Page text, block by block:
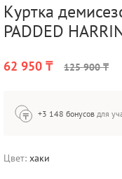
Куртка
PADDED
62 950 ₸ 125 900 ₸
+3 148 бонусов для
Цвет: хаки